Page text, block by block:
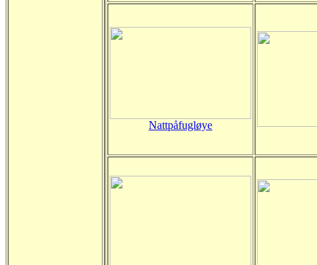
Nattpåfugløye